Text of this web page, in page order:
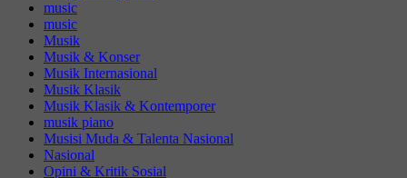
music
music
Musik
Musik & Konser
Musik Internasional
Musik Klasik
Musik Klasik & Kontemporer
musik piano
Musisi Muda & Talenta Nasional
Nasional
Opini & Kritik Sosial